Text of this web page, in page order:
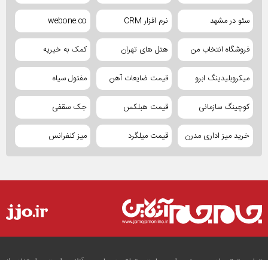
سئو در مشهد نرم افزار CRM webone.co
فروشگاه انتخاب من هتل های تهران کمک به خیریه
میکروبلیدینگ ابرو قیمت ضایعات آهن مفتول سیاه
کوچینگ سازمانی قیمت هبلکس جک سقفی
خرید میز اداری مدرن قیمت میلگرد میز کنفرانس